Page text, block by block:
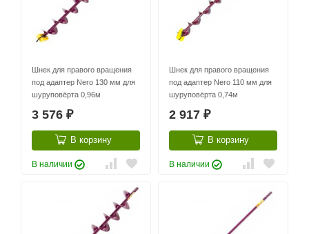
Шнек для правого вращения
под адаптер Nero 130 мм для
шуруповёрта 0,96м
3 576 ₽
В корзину
В наличии
Шнек для правого вращения
под адаптер Nero 110 мм для
шуруповёрта 0,74м
2 917 ₽
В корзину
В наличии